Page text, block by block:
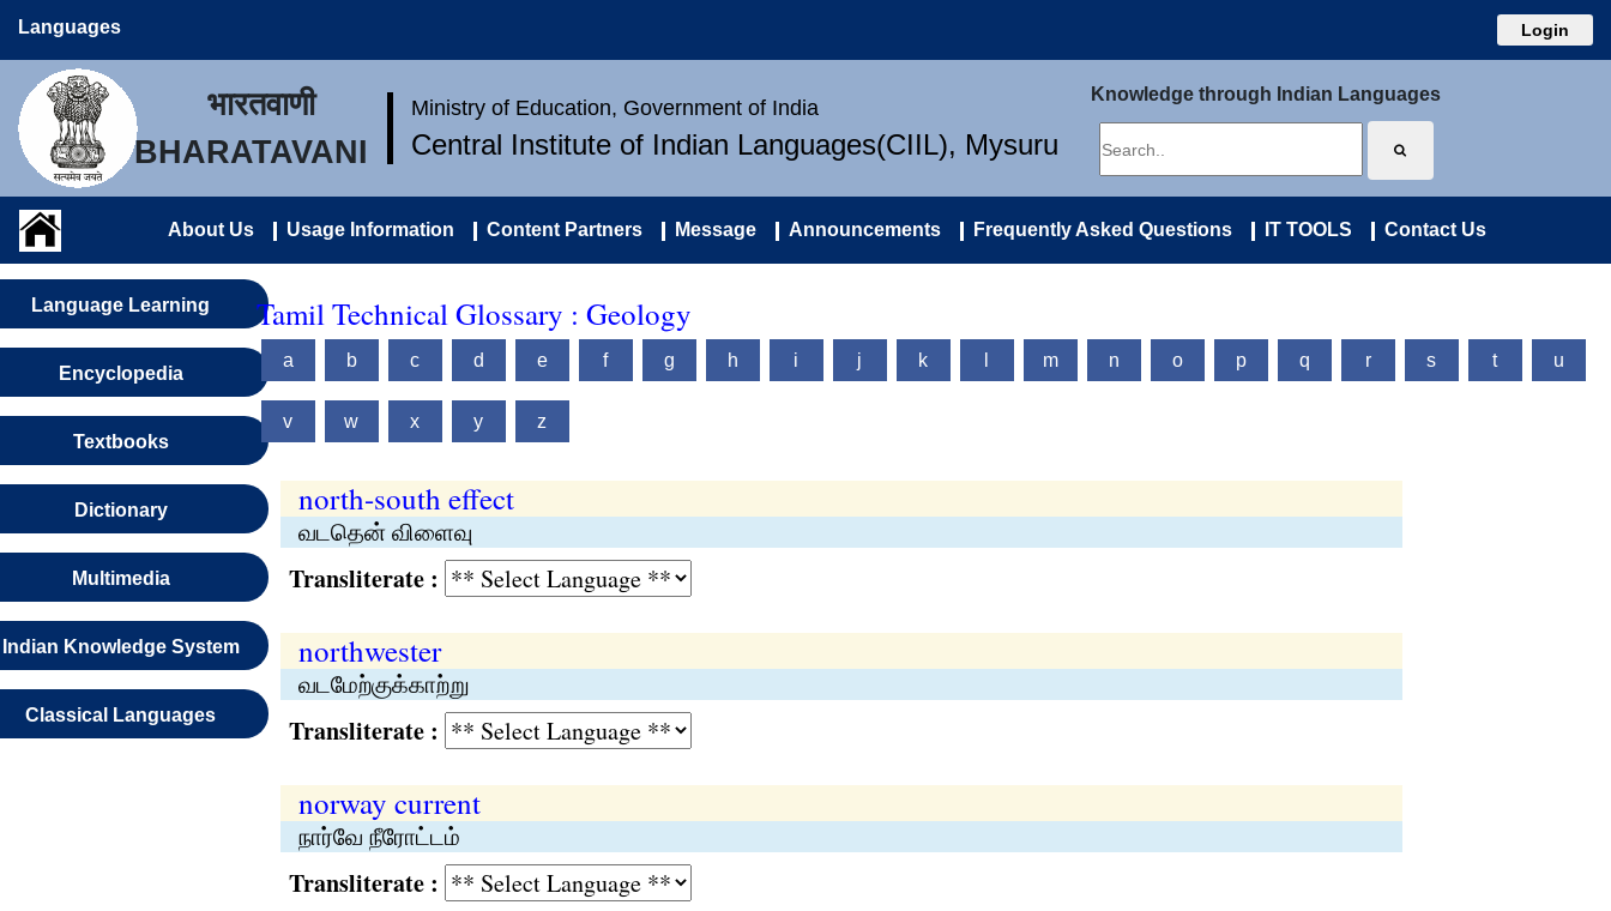
Languages Login
भारतवाणी
BHARATAVANI
Ministry of Education, Government of India
Central Institute of Indian Languages(CIIL), Mysuru
Knowledge through Indian Languages
About Us Usage Information Content Partners Message Announcements Frequently Asked Questions IT TOOLS Contact Us
Language Learning
Encyclopedia
Textbooks
Dictionary
Multimedia
Indian Knowledge System
Classical Languages
Tamil Technical Glossary : Geology
a b c d e f g h i j k m n o p q r s t u
v w x y z
north-south effect
வடதென் விளைவு
Transliterate :
northwester
வடமேற்குக்காற்று
Transliterate :
norway current
நார்வே நீரோட்டம்
Transliterate :